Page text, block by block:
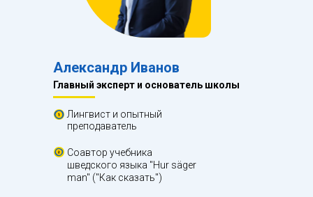
Александр Иванов
Лингвист и опытный
преподаватель
Соавтор учебника
шведского языка "Hur säger
man" ("Как сказать")
Главный эксперт и основатель школы